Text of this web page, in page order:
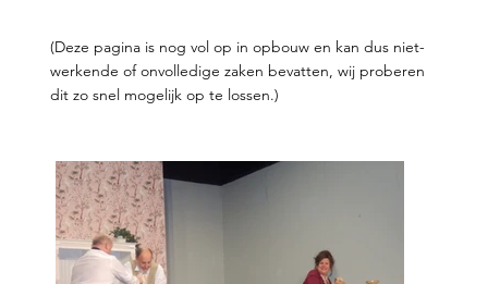
(Deze pagina is nog vol op in opbouw en kan dus niet-
werkende of onvolledige zaken bevatten, wij proberen
dit zo snel mogelijk op te lossen.)